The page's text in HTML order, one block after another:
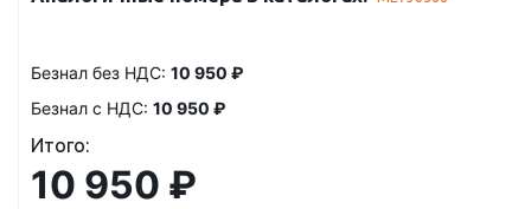
Безнал без НДС: 10 950 ₽
Безнал с НДС: 10 950 ₽
Итого:
10 950 ₽